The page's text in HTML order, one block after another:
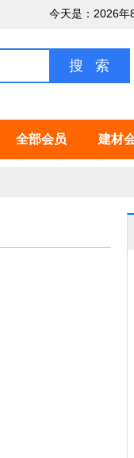
今天是：2026
全部会员 建材